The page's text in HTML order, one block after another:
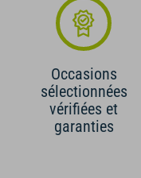
Occasions
sélectionnées
vérifiées et
garanties